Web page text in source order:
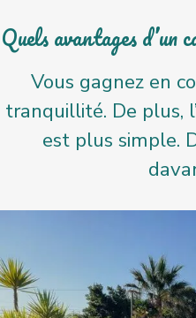
Quels avantages d’un
Vous gagnez en
tranquillité. De plus,
est plus simple.